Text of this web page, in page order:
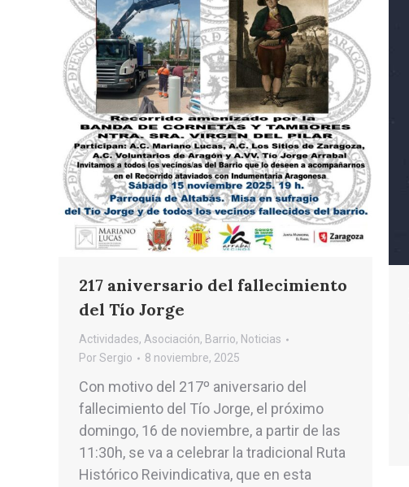
217 aniversario del fallecimiento
del Tío Jorge
Actividades, Asociación, Barrio, Noticias
PorSergio 8 noviembre, 2025
Con motivo del 217º aniversario del
fallecimiento del Tío Jorge, el próximo
domingo, 16 de noviembre, a partir de las
11:30h, se va a celebrar la tradicional Ruta
Histórico Reivindicativa, que en esta